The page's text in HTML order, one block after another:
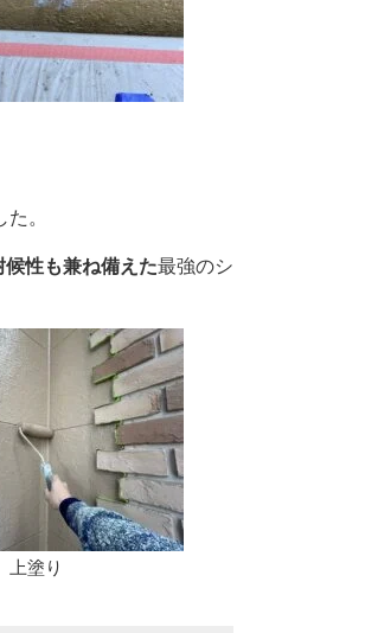
。
候性も兼ね備えた最強のシ
上塗り